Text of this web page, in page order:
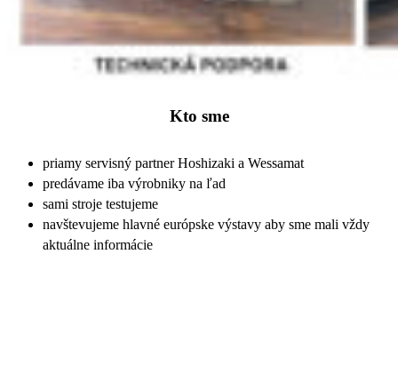
Kto sme
priamy servisný partner Hoshizaki a Wessamat
predávame iba výrobniky na ľad
sami stroje testujeme
navštevujeme hlavné európske výstavy aby sme mali vždy
aktuálne informácie